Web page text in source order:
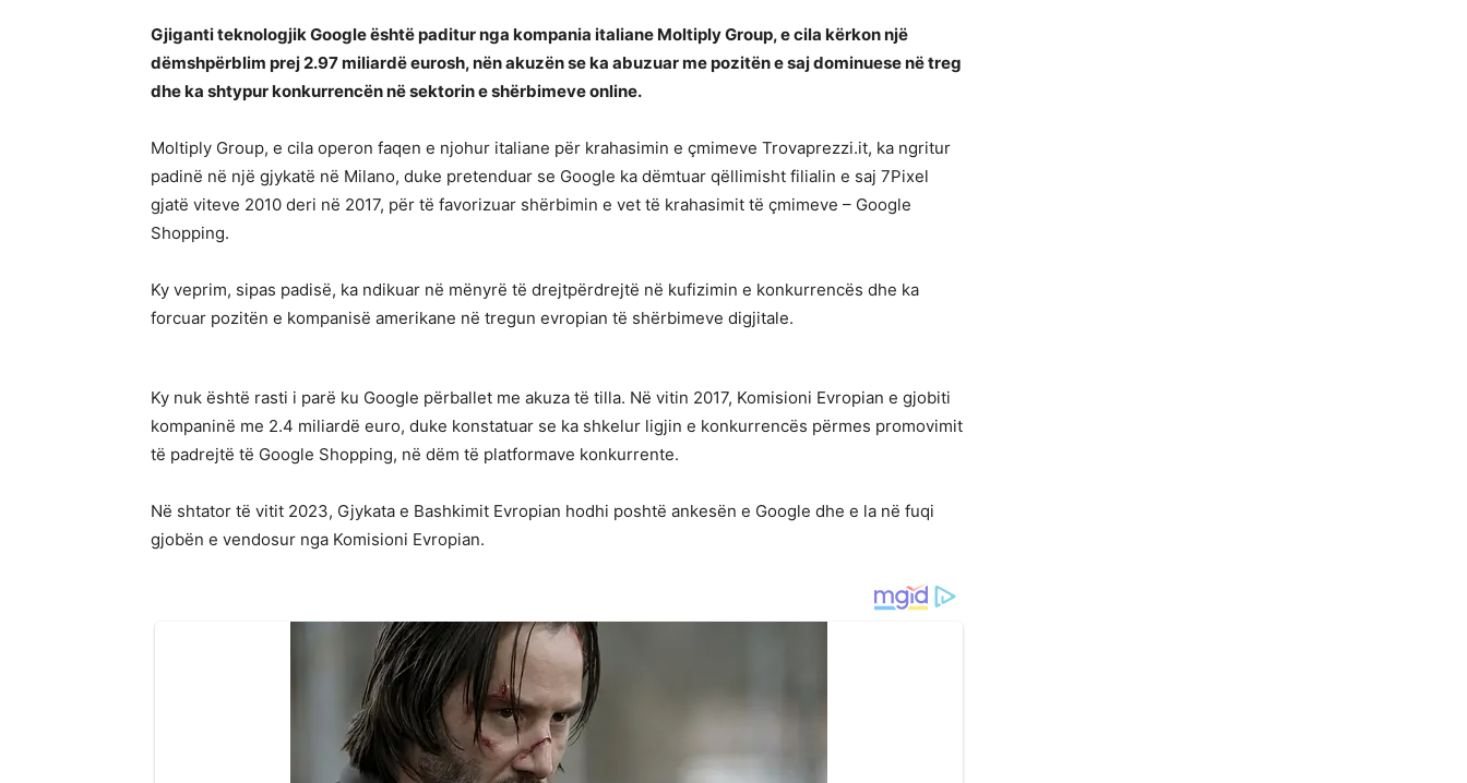
Gjiganti teknologjik Google është paditur nga kompania italiane Moltiply Group, e cila kërkon një
dëmshpërblim prej 2.97 miliardë eurosh, nën akuzën se ka abuzuar me pozitën e saj dominuese në treg
dhe ka shtypur konkurrencën në sektorin e shërbimeve online.
Moltiply Group, e cila operon faqen e njohur italiane për krahasimin e çmimeve Trovaprezzi.it, ka ngritur
padinë në një gjykatë në Milano, duke pretenduar se Google ka dëmtuar qëllimisht filialin e saj 7Pixel
gjatë viteve 2010 deri në 2017, për të favorizuar shërbimin e vet të krahasimit të çmimeve – Google
Shopping.
Ky veprim, sipas padisë, ka ndikuar në mënyrë të drejtpërdrejtë në kufizimin e konkurrencës dhe ka
forcuar pozitën e kompanisë amerikane në tregun evropian të shërbimeve digjitale.
Ky nuk është rasti i parë ku Google përballet me akuza të tilla. Në vitin 2017, Komisioni Evropian e gjobiti
kompaninë me 2.4 miliardë euro, duke konstatuar se ka shkelur ligjin e konkurrencës përmes promovimit
të padrejtë të Google Shopping, në dëm të platformave konkurrente.
Në shtator të vitit 2023, Gjykata e Bashkimit Evropian hodhi poshtë ankesën e Google dhe e la në fuqi
gjobën e vendosur nga Komisioni Evropian.